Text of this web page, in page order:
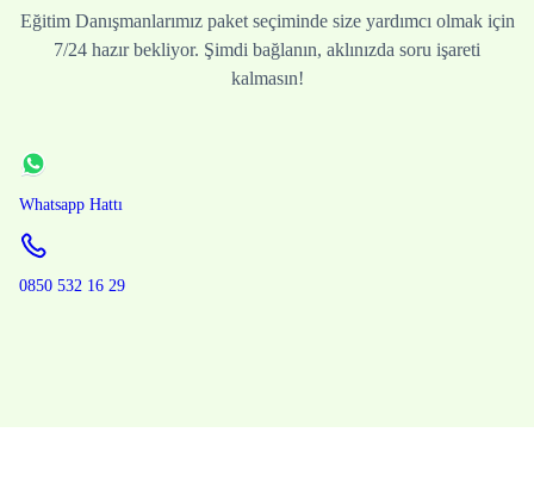
Eğitim Danışmanlarımız paket seçiminde size yardımcı olmak için
7/24 hazır bekliyor. Şimdi bağlanın, aklınızda soru işareti
kalmasın!
Whatsapp Hattı
0850 532 16 29